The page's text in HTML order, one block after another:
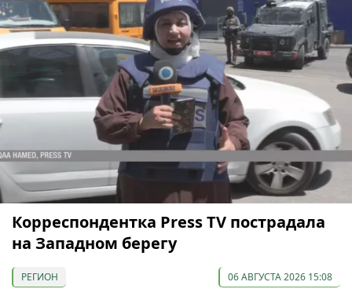
Корреспондентка Press TV пострадала
на Западном берегу
РЕГИОН 06 АВГУСТА 2026 15:08